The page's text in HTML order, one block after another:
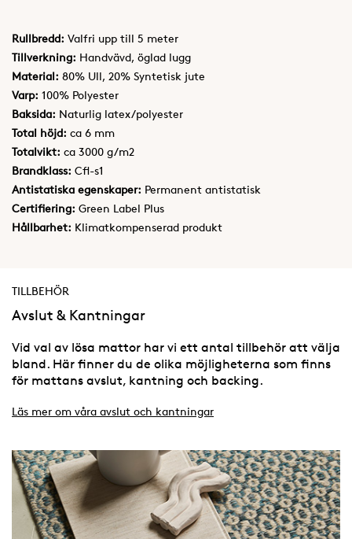
Rullbredd: Valfri upp till 5 meter
Tillverkning: Handvävd, öglad lugg
Material: 80% Ull, 20% Syntetisk jute
Varp: 100% Polyester
Baksida: Naturlig latex/polyester
Total höjd: ca 6 mm
Totalvikt: ca 3000 g/m2
Brandklass: Cfl-s1
Antistatiska egenskaper: Permanent antistatisk
Certifiering: Green Label Plus
Hållbarhet: Klimatkompenserad produkt
TILLBEHÖR
Avslut & Kantningar
Vid val av lösa mattor har vi ett antal tillbehör att välja
bland. Här finner du de olika möjligheterna som finns
för mattans avslut, kantning och backing.
Läs mer om våra avslut och kantningar